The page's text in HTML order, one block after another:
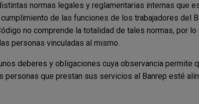
normas legales y reglamentarias internas que
de las funciones de los trabajadores del
no comprende la totalidad de tales normas, por lo
personas vinculadas al mismo.
deberes y obligaciones cuya observancia permite
que prestan sus servicios al Banrep esté